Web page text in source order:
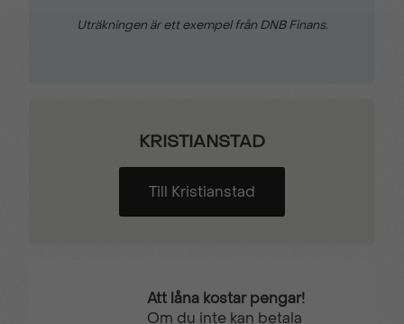
Uträkningen är ett exempel från DNB Finans.
KRISTIANSTAD
Till Kristianstad
Att låna kostar pengar!
Om du inte kan betala